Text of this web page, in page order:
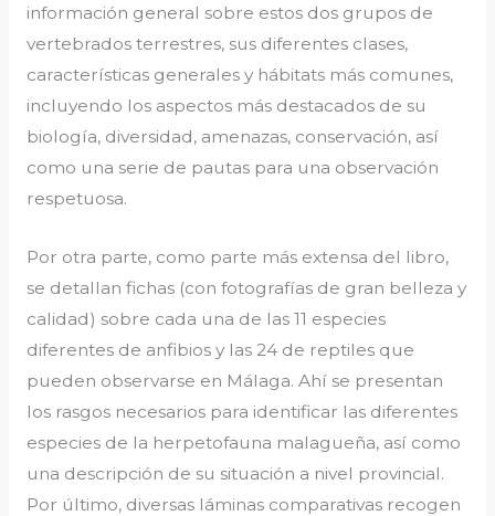
información general sobre estos dos grupos de
vertebrados terrestres, sus diferentes clases,
características generales y hábitats más comunes,
incluyendo los aspectos más destacados de su
biología, diversidad, amenazas, conservación, así
como una serie de pautas para una observación
respetuosa.
Por otra parte, como parte más extensa del libro,
se detallan fichas (con fotografías de gran belleza y
calidad) sobre cada una de las 11 especies
diferentes de anfibios y las 24 de reptiles que
pueden observarse en Málaga. Ahí se presentan
los rasgos necesarios para identificar las diferentes
especies de la herpetofauna malagueña, así como
una descripción de su situación a nivel provincial.
Por último, diversas láminas comparativas recogen